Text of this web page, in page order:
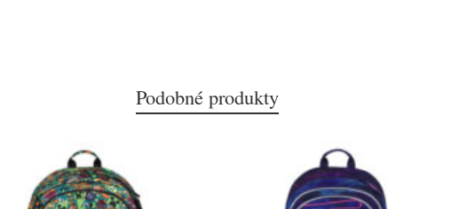
Podobné produkty